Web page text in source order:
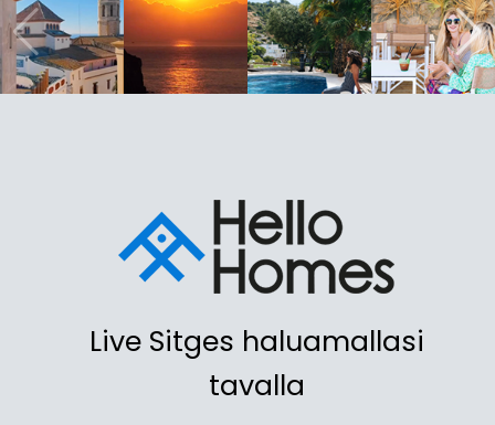
Live Sitges haluamallasi
tavalla